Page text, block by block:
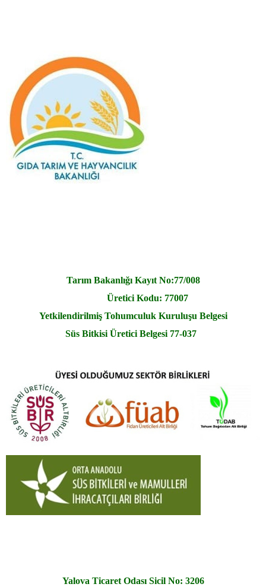
Tarım Bakanlığı Kayıt No:77/008
Üretici Kodu: 77007
Yetkilendirilmiş Tohumculuk Kuruluşu Belgesi
Süs Bitkisi Üretici Belgesi 77-037
Yalova Ticaret Odası Sicil No: 3206